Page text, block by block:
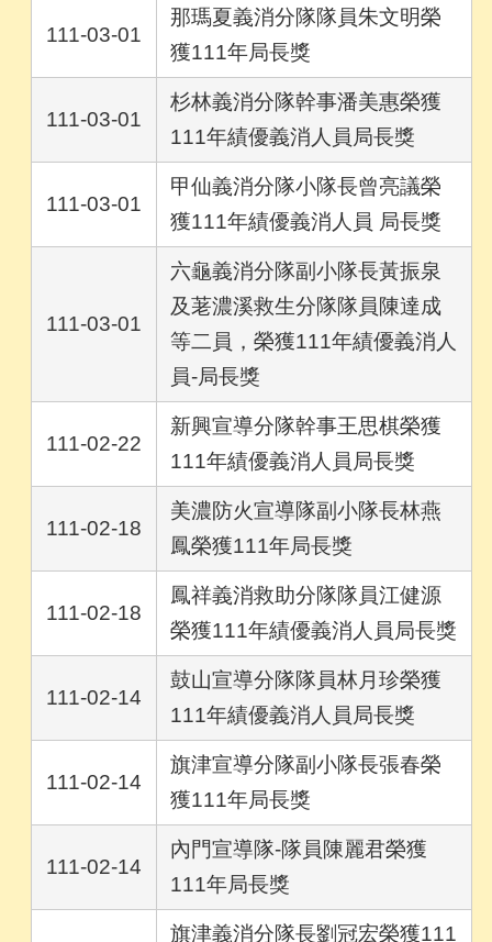
111-03-01
那瑪夏義消分隊隊員朱文明榮
獲111年局長獎
111-03-01
杉林義消分隊幹事潘美惠榮獲
111年績優義消人員局長獎
111-03-01
甲仙義消分隊小隊長曾亮議榮
獲111年績優義消人員 局長獎
111-03-01
六龜義消分隊副小隊長黃振泉
及荖濃溪救生分隊隊員陳達成
等二員，榮獲111年績優義消人
員-局長獎
111-02-22
新興宣導分隊幹事王思棋榮獲
111年績優義消人員局長獎
111-02-18
美濃防火宣導隊副小隊長林燕
鳳榮獲111年局長獎
111-02-18
鳳祥義消救助分隊隊員江健源
榮獲111年績優義消人員局長獎
111-02-14
鼓山宣導分隊隊員林月珍榮獲
111年績優義消人員局長獎
111-02-14
旗津宣導分隊副小隊長張春榮
獲111年局長獎
111-02-14
內門宣導隊-隊員陳麗君榮獲
111年局長獎
旗津義消分隊長劉冠宏榮獲111